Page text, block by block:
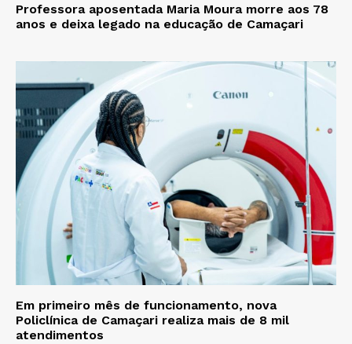
Professora aposentada Maria Moura morre aos 78
anos e deixa legado na educação de Camaçari
Em primeiro mês de funcionamento, nova
Policlínica de Camaçari realiza mais de 8 mil
atendimentos